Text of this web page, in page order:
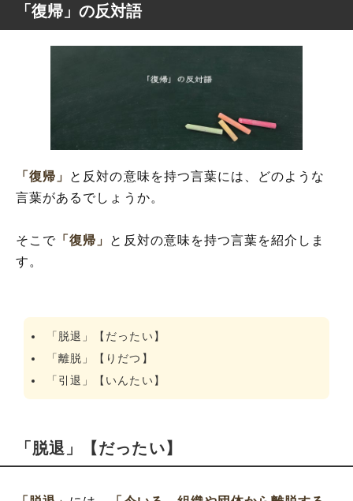
「復帰」の反対語
「復帰」
と反対の意味を持つ言葉には、どのような
言葉があるでしょうか。
そこで 「復帰」 と反対の意味を持つ言葉を紹介しま
す。
「脱退」【だったい】
「離脱」【りだつ】
「引退」【いんたい】
「脱退」【だったい】